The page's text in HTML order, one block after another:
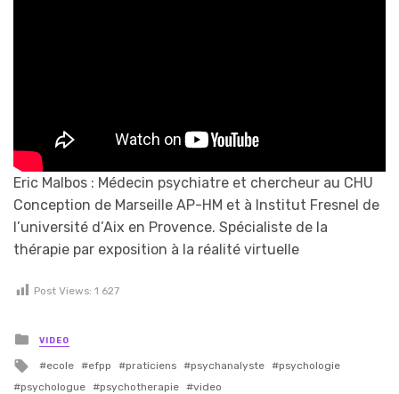
Eric Malbos : Médecin psychiatre et chercheur au CHU
Conception de Marseille AP-HM et à Institut Fresnel de
l’université d’Aix en Provence. Spécialiste de la
thérapie par exposition à la réalité virtuelle
Post Views: 1 627
Posted in
VIDEO
Tagged with
ecole efpp praticiens psychanalyste
psychologie
psychologue
psychotherapie video